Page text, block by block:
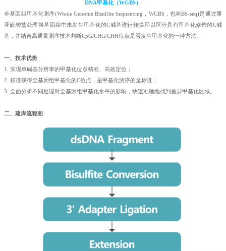
DNA甲基化（WGBS）
全基因组甲基化测序(Whole Genome Bisulfite Sequencing，WGBS，也叫BS-seq)是通过重
亚硫酸盐处理将基因组中未发生甲基化的C碱基进行转换用以区分具有甲基化修饰的C碱
基，并结合高通量测序技术判断CpG/CHG/CHH位点是否发生甲基化的一种方法。
一、技术优势
1. 实现单碱基分辨率的甲基化位点精准、高效定位；
2. 精准获得全基因组甲基化的C位点，是甲基化测序的金标准；
3. 全面分析不同处理对全基因组甲基化水平的影响，快速准确地找到差异甲基化区域。
二、建库流程图